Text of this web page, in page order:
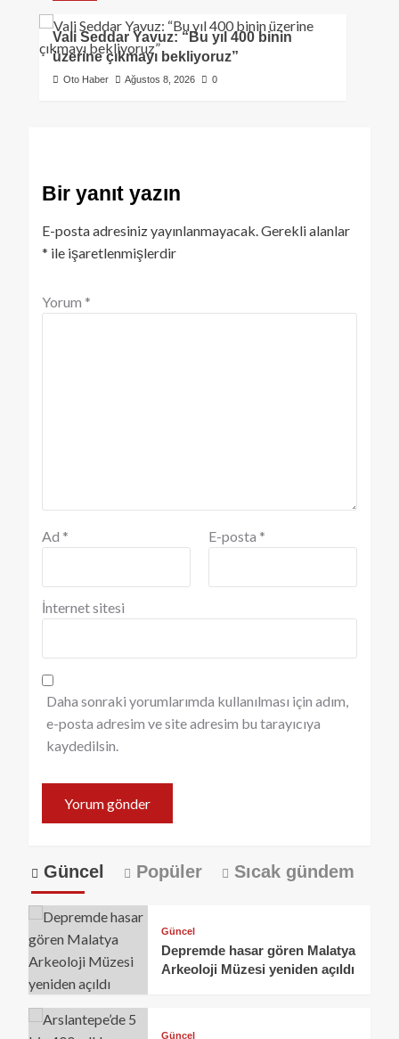
Vali Seddar Yavuz: “Bu yıl 400 binin
üzerine çıkmayı bekliyoruz”
Oto Haber Ağustos 8, 2026 0
Bir yanıt yazın
E-posta adresiniz yayınlanmayacak.Gerekli alanlar
* ile işaretlenmişlerdir
Yorum *
Ad * E-posta *
İnternet sitesi
Daha sonraki yorumlarımda kullanılması için adım,
e-posta adresim ve site adresim bu tarayıcıya
kaydedilsin.
Güncel Popüler Sıcak gündem
Güncel
Depremde hasar gören Malatya
Arkeoloji Müzesi yeniden açıldı
Güncel